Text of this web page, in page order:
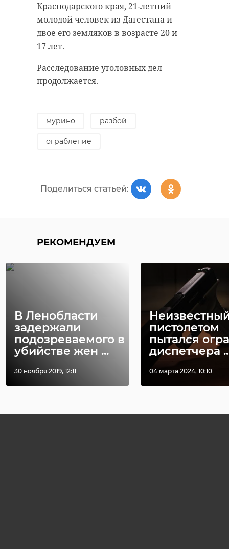
Краснодарского края, 21-летний
молодой человек из Дагестана и
двое его земляков в возрасте 20 и
17 лет.
Расследование уголовных дел
продолжается.
мурино разбой
ограбление
Поделиться статьей:
РЕКОМЕНДУЕМ
В Ленобласти
задержали
подозреваемого в
убийстве жен ...
30 ноября 2019, 12:11
пистолетом
пытался
диспетчера
04 марта 2024, 10:10